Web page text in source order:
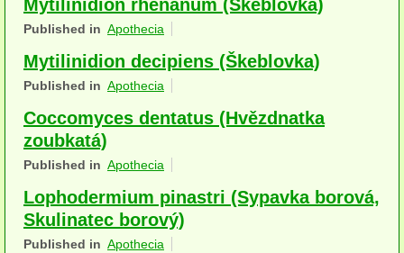
fungikolní
šišky, plody, květy
koprofilní
lichenizované
muscikolni
herbikolní-dvouděložné
herbikolní-jednoděložné
Mytilinidion rhenanum (Škeblovka)
Published in Apothecia
Mytilinidion decipiens (Škeblovka)
Published in Apothecia
Coccomyces dentatus (Hvězdnatka
zoubkatá)
Published in Apothecia
Lophodermium pinastri (Sypavka borová,
Skulinatec borový)
Published in Apothecia